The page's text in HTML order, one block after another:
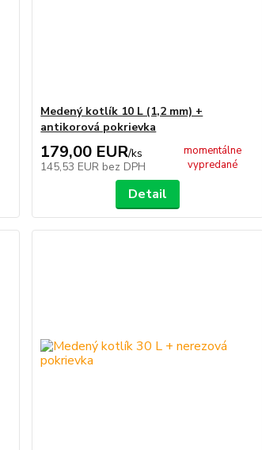
Medený kotlík 10 L (1,2 mm) +
antikorová pokrievka
179,00 EUR/ks
145,53 EUR bez DPH
momentálne
vypredané
Detail